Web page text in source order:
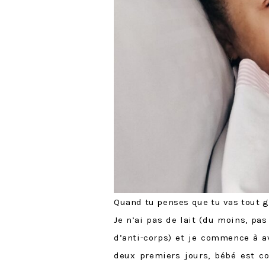
Quand tu penses que tu vas tout
Je n’ai pas de lait (du moins, pas
d’anti-corps) et je commence à
deux premiers jours, bébé est